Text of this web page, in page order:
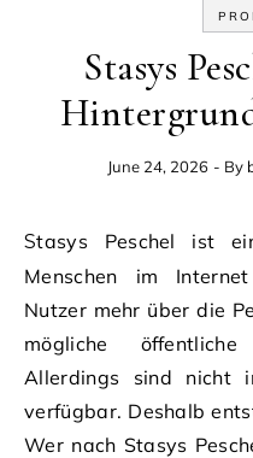
Stasys
June 24, 2026 - By
Stasys Peschel ist ein Name, nach dem viele
Menschen im
Nutzer mehr über die
mögliche
Allerdings sind nicht
verfügbar. Deshalb
Wer nach Stasys